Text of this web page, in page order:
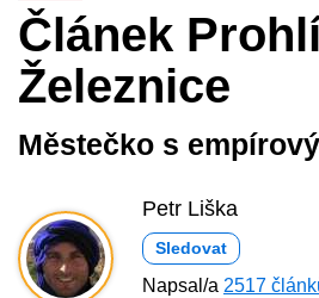
Článek
Železnice
Městečko s
Petr Liška
Sledovat
Napsal/a 2517